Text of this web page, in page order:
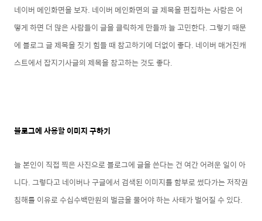
네이버 메인화면을 보자. 네이버 메인화면의 글 제목을 편집하는 사람은 어
떻게 하면 더 많은 사람들이 글을 클릭하게 만들까 늘 고민한다. 그렇기 때문
에 블로그 글 제목을 짓기 힘들 때 참고하기에 더없이 좋다. 네이버 매거진캐
스트에서 잡지기사글의 제목을 참고하는 것도 좋다.
블로그에 사용할 이미지 구하기
늘 본인이 직접 찍은 사진으로 블로그에 글을 쓴다는 건 여간 어려운 일이 아
니다. 그렇다고 네이버나 구글에서 검색된 이미지를 함부로 썼다가는 저작권
침해를 이유로 수십수백만원의 벌금을 물어야 하는 사태가 벌어질 수 있다.